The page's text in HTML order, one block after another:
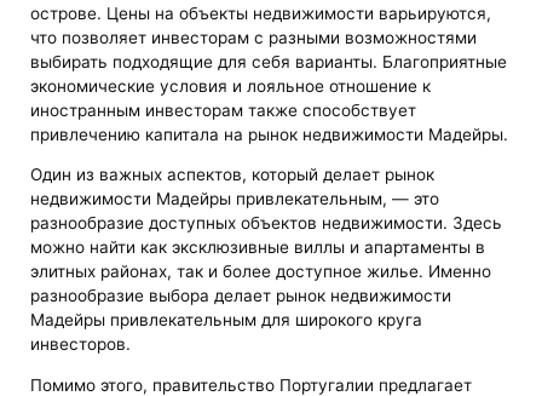
острове. Цены на объекты недвижимости варьируются,
что позволяет инвесторам с разными возможностями
выбирать подходящие для себя варианты. Благоприятные
экономические условия и лояльное отношение к
иностранным инвесторам также способствует
привлечению капитала на рынок недвижимости Мадейры.
Один из важных аспектов, который делает рынок
недвижимости Мадейры привлекательным, — это
разнообразие доступных объектов недвижимости. Здесь
можно найти как эксклюзивные виллы и апартаменты в
элитных районах, так и более доступное жилье. Именно
разнообразие выбора делает рынок недвижимости
Мадейры привлекательным для широкого круга
инвесторов.
Помимо этого, правительство Португалии предлагает